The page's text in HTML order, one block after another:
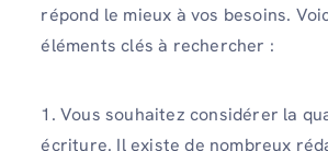
répond le mieux à vos besoins.
éléments clés à rechercher :
1. Vous souhaitez considérer la
écriture. Il existe de nombreux